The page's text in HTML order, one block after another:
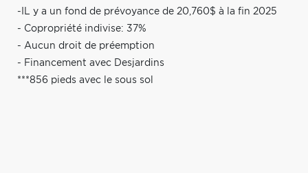
-IL y a un fond de prévoyance de 20,760$ à la fin 2025
- Copropriété indivise: 37%
- Aucun droit de préemption
- Financement avec Desjardins
***856 pieds avec le sous sol